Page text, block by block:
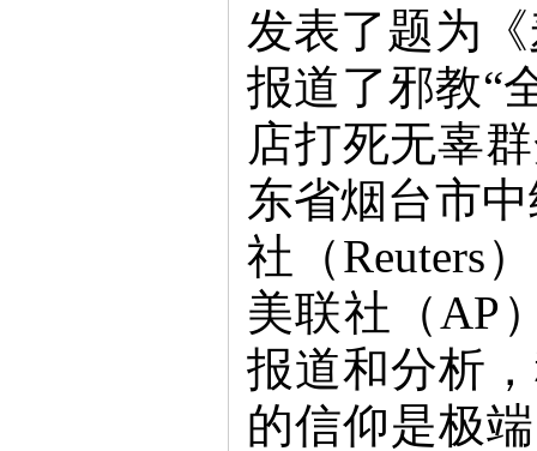
发表了题为
报道了邪教“
店打死无辜
东省烟台市
社（Reuters
美联社（AP
报道和分析
的信仰是极